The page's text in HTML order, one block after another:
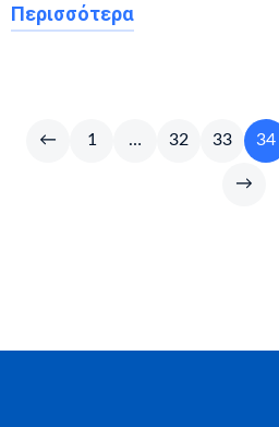
Περισσότερα
← 1 … 32 33 34
→